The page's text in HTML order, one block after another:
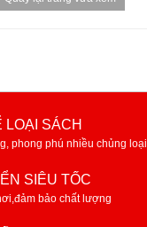
LOẠI SÁCH
phong phú nhiều chủng loại
SIÊU TỐC
bảo chất lượng